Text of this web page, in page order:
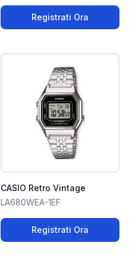
Registrati Ora
CASIO Retro Vintage
LA680WEA-1EF
Registrati Ora